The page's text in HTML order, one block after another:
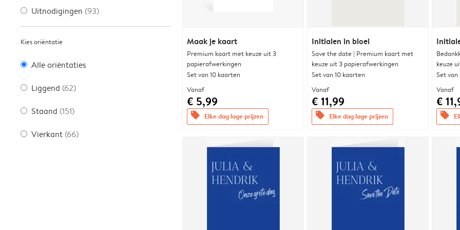
Uitnodigingen (93)
Kies oriëntatie
Alle oriëntaties
Liggend (62)
Staand (151)
Vierkant (66)
Maak je kaart
Premium kaart met keuze uit 3
papierafwerkingen
Set van 10 kaarten
Vanaf
€ 5,99
offers Elke dag lage prijzen
Initialen in bloei
Save the date | Premium kaart met
keuze uit 3 papierafwerkingen
Set van 10 kaarten
Vanaf
€ 11,99
offers Elke dag lage prijzen
keuze
Set van
Vanaf
€
offers